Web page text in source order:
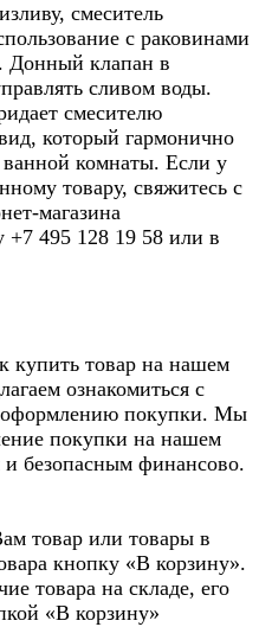
смеситель
с раковинами
Донный клапан в
сливом воды.
смесителю
который гармонично
комнаты. Если у
товару, свяжитесь с
магазина
+7 495 128 19 58 или в
купить товар на нашем
ознакомиться с
оформлению покупки. Мы
покупки на нашем
безопасным финансово.
товар или товары в
кнопку «В корзину».
товара на складе, его
«В корзину»